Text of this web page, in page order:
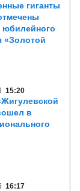
гиганты
юбилейного
«Золотой
15:20
в
16:17